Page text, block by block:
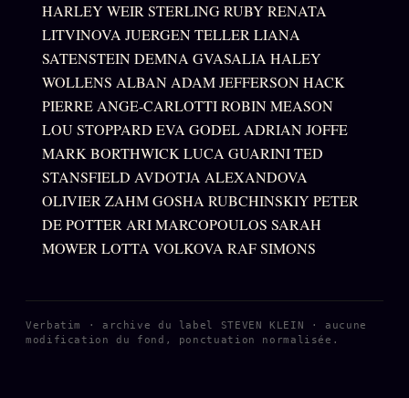
HARLEY WEIR STERLING RUBY RENATA
LITVINOVA JUERGEN TELLER LIANA
SATENSTEIN DEMNA GVASALIA HALEY
WOLLENS ALBAN ADAM JEFFERSON HACK
PIERRE ANGE-CARLOTTI ROBIN MEASON
LOU STOPPARD EVA GODEL ADRIAN JOFFE
MARK BORTHWICK LUCA GUARINI TED
STANSFIELD AVDOTJA ALEXANDOVA
OLIVIER ZAHM GOSHA RUBCHINSKIY PETER
DE POTTER ARI MARCOPOULOS SARAH
MOWER LOTTA VOLKOVA RAF SIMONS
Verbatim · archive du label STEVEN KLEIN · aucune
modification du fond, ponctuation normalisée.